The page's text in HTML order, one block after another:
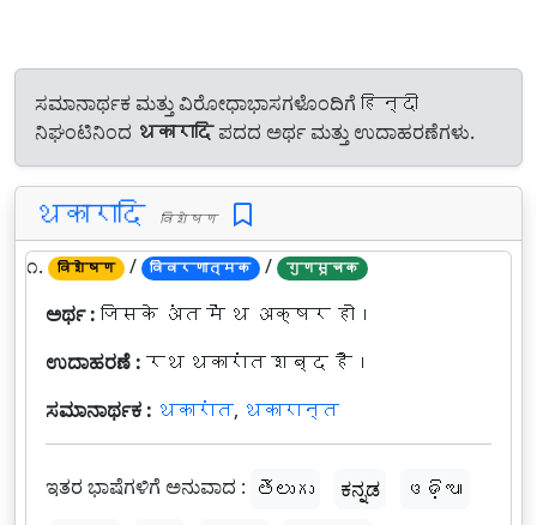
ಸಮಾನಾರ್ಥಕ ಮತ್ತು ವಿರೋಧಾಭಾಸಗಳೊಂದಿಗೆ हिन्दी
ನಿಘಂಟಿನಿಂದ थकारादिಪದದ ಅರ್ಥ ಮತ್ತು ಉದಾಹರಣೆಗಳು.
थकारादि विशेषण
೧. विशेषण / विवरणात्मक / गुणसूचक
ಅರ್ಥ : जिसके अंत में थ अक्षर हो।
ಉದಾಹರಣೆ : रथ थकारांत शब्द है।
ಸಮಾನಾರ್ಥಕ : थकारांत, थकारान्त
ಇತರ ಭಾಷೆಗಳಿಗೆ ಅನುವಾದ : తెలుగు ಕನ್ನಡ
ଓଡ଼ିଆ